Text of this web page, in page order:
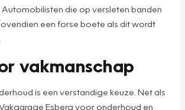
Automobilisten die op versleten banden
een forse boete als dit wordt
vakmanschap
is een verstandige keuze. Net als
Esberg voor onderhoud en